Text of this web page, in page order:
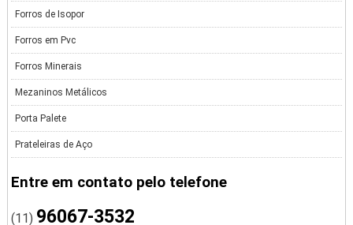
Forros de Isopor
Forros em Pvc
Forros Minerais
Mezaninos Metálicos
Porta Palete
Prateleiras de Aço
Entre em contato pelo telefone
(11) 96067-3532